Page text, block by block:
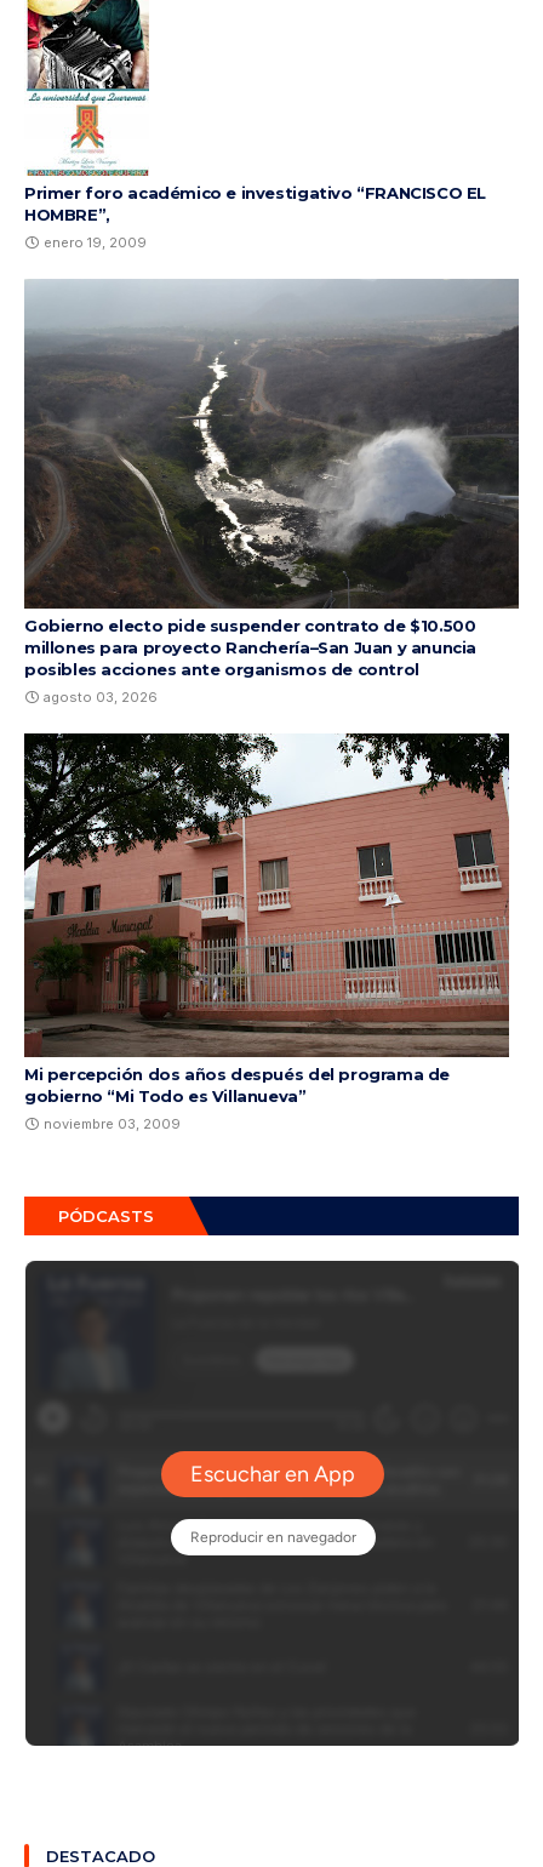
Primer foro académico e investigativo “FRANCISCO EL
HOMBRE”,
enero 19, 2009
Gobierno electo pide suspender contrato de $10.500
millones para proyecto Ranchería–San Juan y anuncia
posibles acciones ante organismos de control
agosto 03, 2026
Mi percepción dos años después del programa de
gobierno “Mi Todo es Villanueva”
noviembre 03, 2009
PÓDCASTS
DESTACADO